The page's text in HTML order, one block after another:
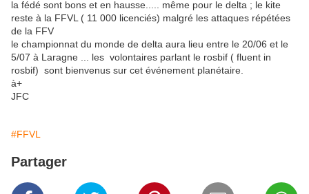
la fédé sont bons et en hausse..... même pour le delta ; le kite
reste à la FFVL ( 11 000 licenciés) malgré les attaques répétées
de la FFV
le championnat du monde de delta aura lieu entre le 20/06 et le
5/07 à Laragne ... les volontaires parlant le rosbif ( fluent in
rosbif) sont bienvenus sur cet événement planétaire.
à+
JFC
#FFVL
Partager